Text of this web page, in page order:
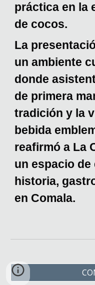
práctica en la
de cocos.
La
un ambiente
donde
de primera
tradición y la
bebida
reafirmó a La
un espacio
historia,
en Comala.